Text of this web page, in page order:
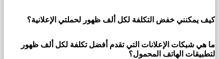
كيف يمكنني خفض التكلفة لكل ألف ظهور لحملتي الإعلانية؟
ما هي شبكات الإعلانات التي تقدم أفضل تكلفة لكل ألف ظهور
لتطبيقات الهاتف المحمول؟